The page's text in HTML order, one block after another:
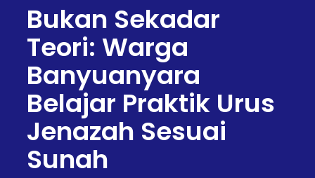
Bukan Sekadar
Teori: Warga
Banyuanyara
Belajar Praktik Urus
Jenazah Sesuai
Sunah